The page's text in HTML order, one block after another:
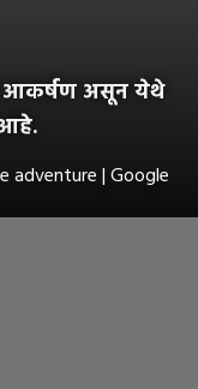
आकर्षण असून येथे
adventure | Google